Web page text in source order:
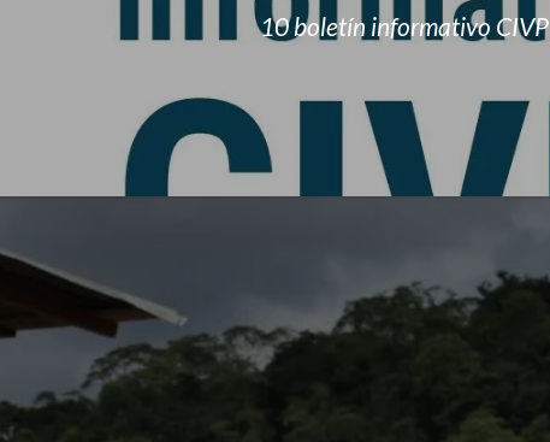
10 boletín informativo CIVP